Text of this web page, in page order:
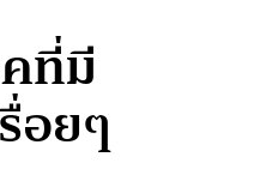
ที่มี
อยๆ